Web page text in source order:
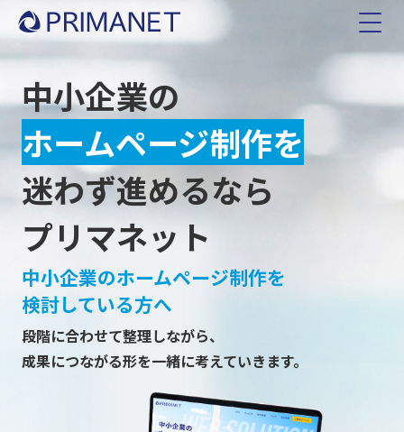
中小企業の
ホームページ制作を
迷わず進めるなら
プリマネット
中小企業のホームページ制作を
検討している方へ
段階に合わせて整理しながら、
成果につながる形を一緒に考えていきます。